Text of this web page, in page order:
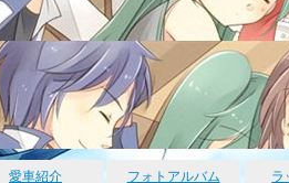
愛車紹介 フォトアルバム ラ